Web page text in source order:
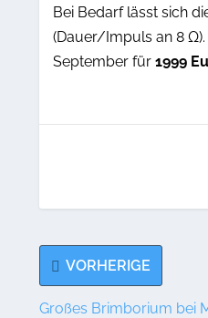
Bei Bedarf lässt sich
(Dauer/Impuls an 8
September für 1999
VORHERIGE
Großes Brimborium bei